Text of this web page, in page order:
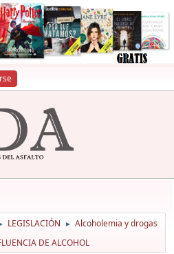
LEGISLACIÓN ► Alcoholemia y drogas
DE ALCOHOL